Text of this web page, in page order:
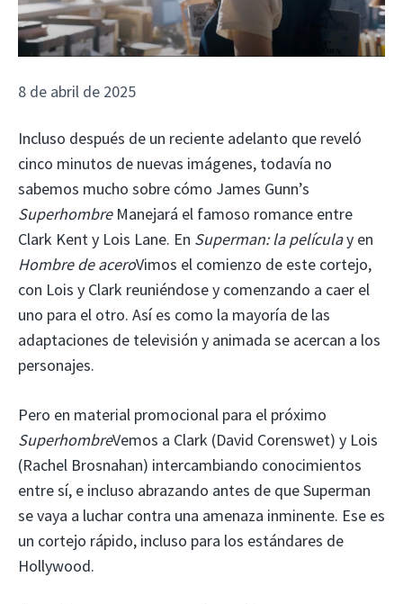
8 de abril de 2025
Incluso después de un reciente adelanto que reveló
cinco minutos de nuevas imágenes, todavía no
sabemos mucho sobre cómo James Gunn’s
SuperhombreManejará el famoso romance entre
Clark Kent y Lois Lane. En Superman: la películay en
Hombre de aceroVimos el comienzo de este cortejo,
con Lois y Clark reuniéndose y comenzando a caer el
uno para el otro. Así es como la mayoría de las
adaptaciones de televisión y animada se acercan a los
personajes.
Pero en material promocional para el próximo
SuperhombreVemos a Clark (David Corenswet) y Lois
(Rachel Brosnahan) intercambiando conocimientos
entre sí, e incluso abrazando antes de que Superman
se vaya a luchar contra una amenaza inminente. Ese es
un cortejo rápido, incluso para los estándares de
Hollywood.